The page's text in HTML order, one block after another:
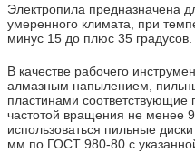
Электропила предназначена
умеренного климата, при
минус 15 до плюс 35 градусов.
В качестве рабочего
алмазным напылением,
пластинами
частотой вращения не менее
использоваться пильные
мм по ГОСТ 980-80 с